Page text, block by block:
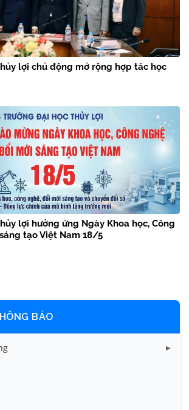
lợi chủ động mở rộng hợp tác học
lợi hưởng ứng Ngày Khoa học, Công
tạo Việt Nam 18/5
BÁO
viên